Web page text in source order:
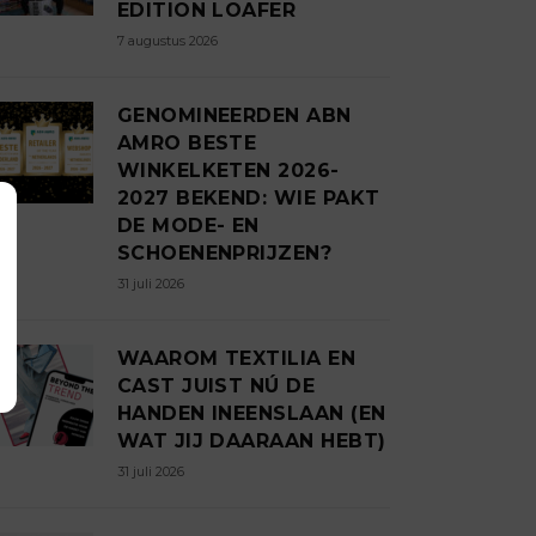
EDITION LOAFER
7 augustus 2026
GENOMINEERDEN ABN
AMRO BESTE
WINKELKETEN 2026-
2027 BEKEND: WIE PAKT
DE MODE- EN
SCHOENENPRIJZEN?
31 juli 2026
WAAROM TEXTILIA EN
CAST JUIST NÚ DE
HANDEN INEENSLAAN (EN
WAT JIJ DAARAAN HEBT)
31 juli 2026